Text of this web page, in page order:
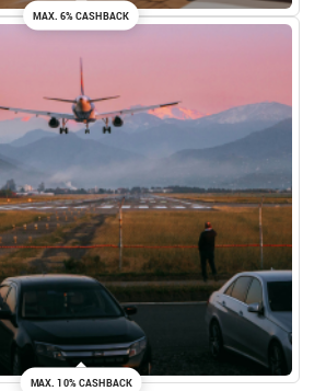
MAX. 6% CASHBACK
MAX. 10% CASHBACK